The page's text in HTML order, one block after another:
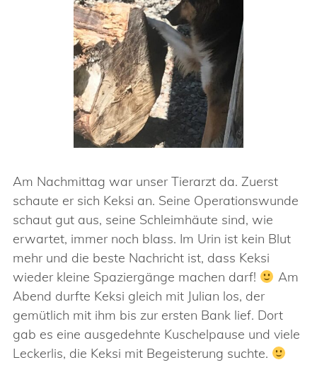
Am Nachmittag war unser Tierarzt da. Zuerst
schaute er sich Keksi an. Seine Operationswunde
schaut gut aus, seine Schleimhäute sind, wie
erwartet, immer noch blass. Im Urin ist kein Blut
mehr und die beste Nachricht ist, dass Keksi
wieder kleine Spaziergänge machen darf!
Am
Abend durfte Keksi gleich mit Julian los, der
gemütlich mit ihm bis zur ersten Bank lief. Dort
gab es eine ausgedehnte Kuschelpause und viele
Leckerlis, die Keksi mit Begeisterung suchte.